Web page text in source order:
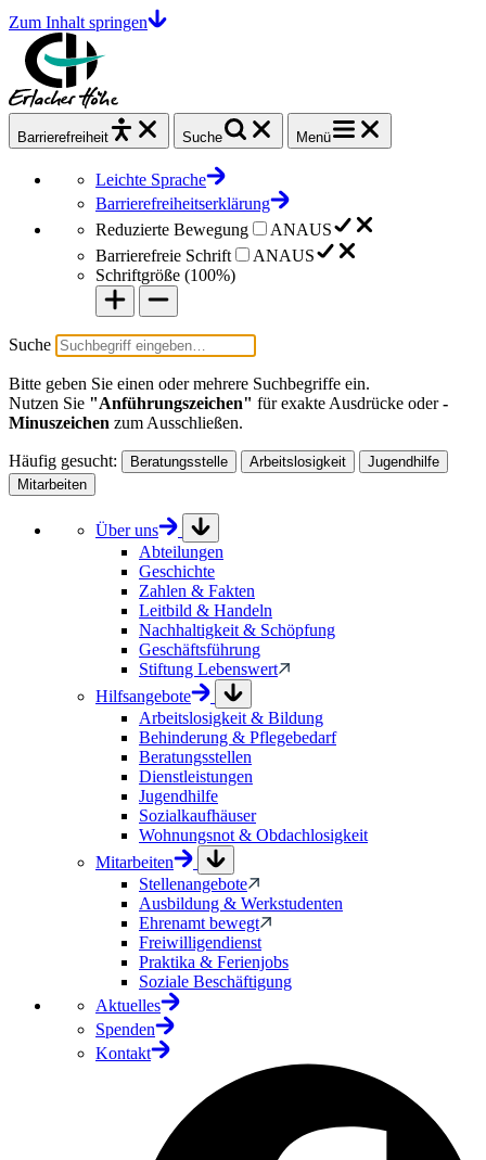
Zum Inhalt springen
Barrierefrei heit Suche Menü
Leichte Sprache
Barrierefreiheitserklärung
Reduzierte Bewegung
ANAUS
Barrierefreie Schrift
ANAUS
Schriftgröße (100%)
Suche
Bitte geben Sie einen oder mehrere Suchbegriffe ein.
Nutzen Sie "Anführungszeichen" für exakte Ausdrücke oder-
Minuszeichen zum Ausschließen.
Häufig gesucht: Beratungsstelle Arbeitslosigkeit
Jugendhilfe
Mitarbeiten
Über uns
Abteilungen
Geschichte
Zahlen & Fakten
Leitbild & Handeln
Nachhaltigkeit & Schöpfung
Geschäftsführung
Stiftung Lebenswert
Hilfsangebote
Arbeitslosigkeit & Bildung
Behinderung & Pflegebedarf
Beratungsstellen
Dienstleistungen
Jugendhilfe
Sozialkaufhäuser
Wohnungsnot & Obdachlosigkeit
Mitarbeiten
Stellenangebote
Ausbildung & Werkstudenten
Ehrenamt bewegt
Freiwilligendienst
Praktika & Ferienjobs
Soziale Beschäftigung
Aktuelles
Spenden
Kontakt